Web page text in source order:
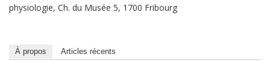
physiologie, Ch. du Musée 5, 1700 Fribourg
À propos Articles récents